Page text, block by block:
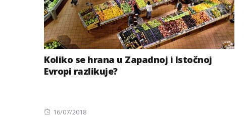
Koliko se hrana u Zapadnoj i Istočnoj
Evropi razlikuje?
Posted
16/07/2018